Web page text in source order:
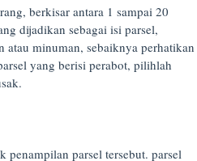
berkisar antara 1 sampai 20
dijadikan sebagai isi parsel,
minuman, sebaiknya perhatikan
yang berisi perabot, pilihlah
penampilan parsel tersebut. parsel